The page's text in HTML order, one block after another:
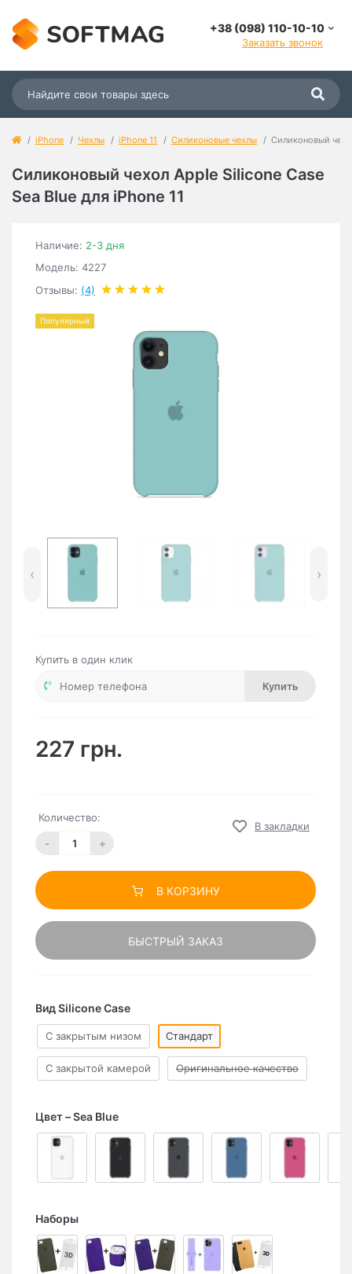
+38 (098) 110-10-10
Заказать звонок
iPhone Чехлы iPhone 11 Силиконовые чехлы Силиконовый
Силиконовый чехол Apple Silicone Case
Sea Blue для iPhone 11
Наличие: 2-3 дня
Модель: 4227
Отзывы: (4)
Популярный
‹ ›
Купить в один клик
Купить
227 грн.
Количество:
- +
В закладки
В КОРЗИНУ
БЫСТРЫЙ ЗАКАЗ
Вид Silicone Case
C закрытым низом Стандарт
С закрытой камерой Оригинальное качество
Цвет Sea Blue
Наборы